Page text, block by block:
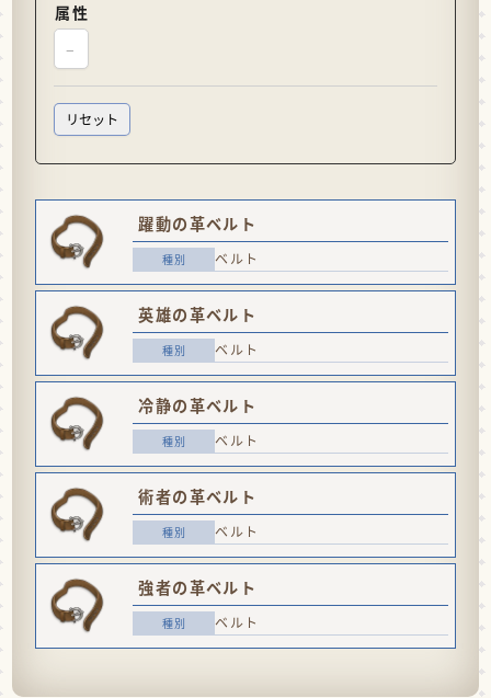
属性
–
躍動の革ベルト
ベルト
英雄の革ベルト
ベルト
冷静の革ベルト
ベルト
術者の革ベルト
ベルト
強者の革ベルト
ベルト